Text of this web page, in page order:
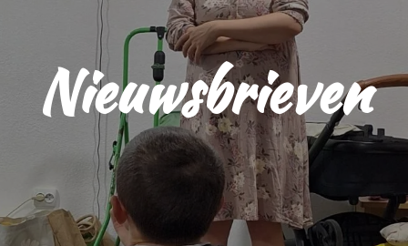
Nieuwsbrieven